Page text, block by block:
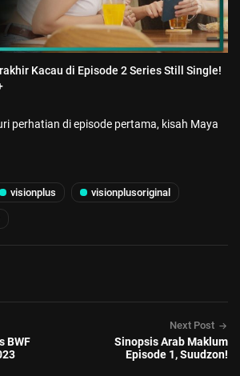
Kacau di Episode 2 Series Still Single!
perhatian di episode pertama, kisah Maya
visionplus visionplusoriginal
BWF
Next Post
Sinopsis Arab Maklum
Episode 1, Suudzon!